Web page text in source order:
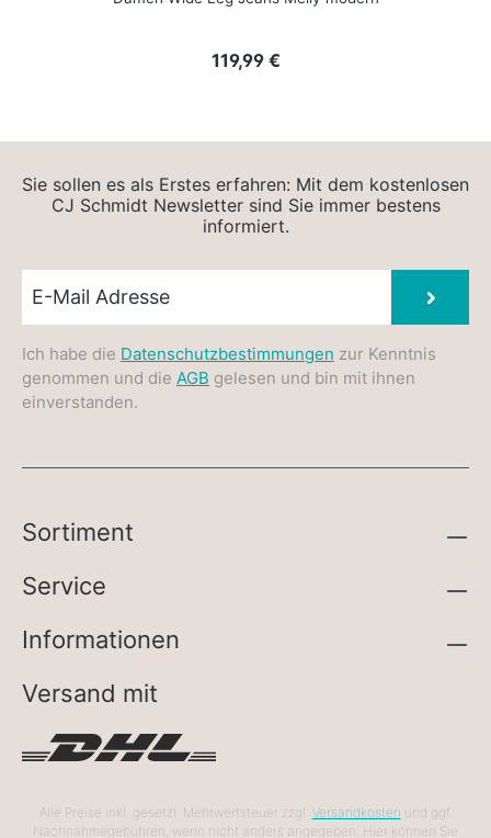
Regulärer Preis:
119,99 €
Sie sollen es als Erstes erfahren: Mit dem kostenlosen
CJ Schmidt Newsletter sind Sie immer bestens
informiert.
Ich habe die Datenschutzbestimmungen zur Kenntnis
genommen und die AGB gelesen und bin mit ihnen
einverstanden.
Sortiment
Service
Informationen
Versand mit
Alle Preise inkl. gesetzl. Mehrwertsteuer zzgl. Versandkosten und ggf.
Nachnahmegebühren, wenn nicht anders angegeben. Hier können Sie